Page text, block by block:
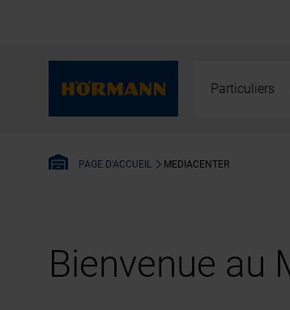
Particuliers
PAGE D'ACCUEIL MEDIACENTER
Bienvenue au